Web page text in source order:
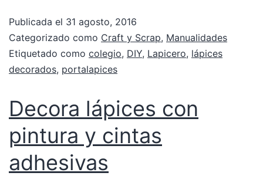
Publicada el 31 agosto, 2016
Categorizado como Craft y Scrap, Manualidades
Etiquetado como colegio, DIY, Lapicero, lápices
decorados, portalapices
Decora lápices con
pintura y cintas
adhesivas